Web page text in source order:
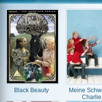
Black Beauty
Meine
Charlie